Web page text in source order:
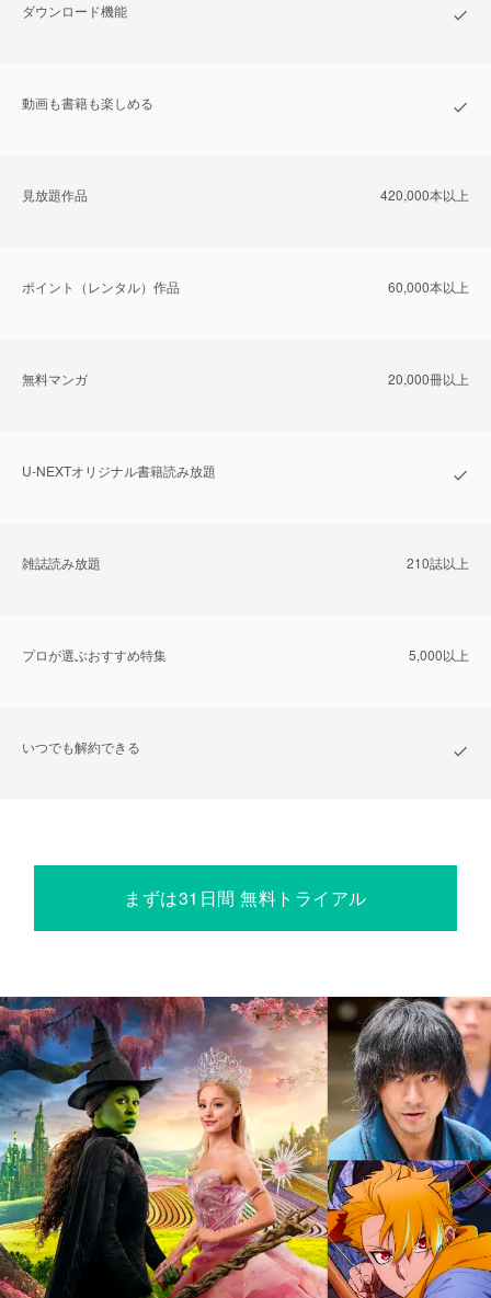
ダウンロード機能
動画も書籍も楽しめる
⾒放題作品 420,000本以上
ポイント（レンタル）作品 60,000本以上
無料マンガ 20,000冊以上
U-NEXTオリジナル書籍読み放題
雑誌読み放題 210誌以上
プロが選ぶおすすめ特集 5,000以上
いつでも解約できる
まずは31日間 無料トライアル